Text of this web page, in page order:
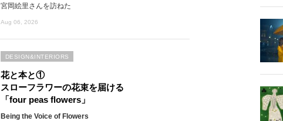
宮岡絵里さんを訪ねた
Aug 06, 2026
花と本と①
スローフラワーの花束を届ける
「four peas flowers」
Being the Voice of Flowers
DESIGN&INTERIORS